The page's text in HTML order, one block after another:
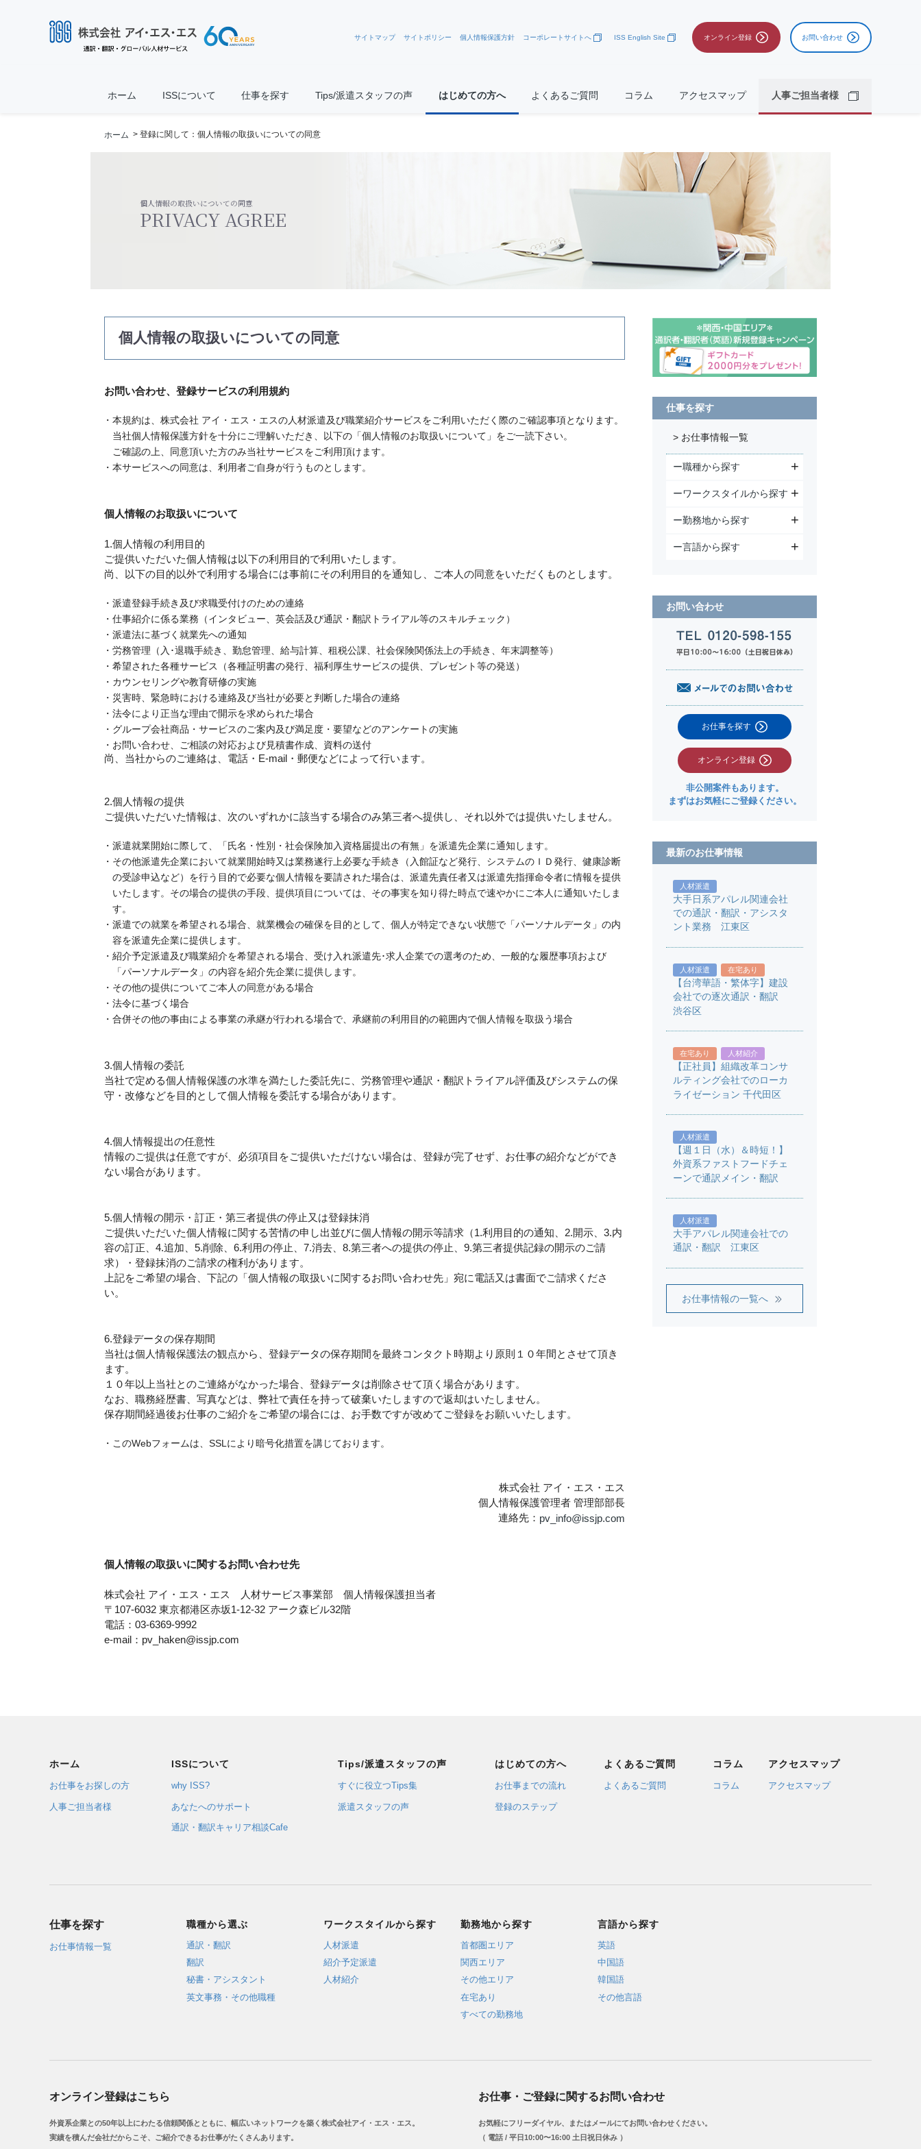
サイトマップ サイトポリシー 個人情報保護方針 コーポレートサイトへ ISS English Site オンライン登録 お問い合わせ
ホーム ISSについて 仕事を探す Tips/派遣スタッフの声 はじめての方へ よくあるご質問 コラム アクセスマップ 人事ご担当者様
ホーム > 登録に関して：個人情報の取扱いについての同意
個人情報の取扱いについての同意
PRIVACY AGREE
個人情報の取扱いについての同意
お問い合わせ、登録サービスの利用規約
本規約は、株式会社 アイ・エス・エスの人材派遣及び職業紹介サービスをご利用いただく際のご確認事項となります。
当社個人情報保護方針を十分にご理解いただき、以下の「個人情報のお取扱いについて」をご一読下さい。
ご確認の上、同意頂いた方のみ当社サービスをご利用頂けます。
本サービスへの同意は、利用者ご自身が行うものとします。
個人情報のお取扱いについて
1.個人情報の利用目的
ご提供いただいた個人情報は以下の利用目的で利用いたします。
尚、以下の目的以外で利用する場合には事前にその利用目的を通知し、ご本人の同意をいただくものとします。
派遣登録手続き及び求職受付けのための連絡
仕事紹介に係る業務（インタビュー、英会話及び通訳・翻訳トライアル等のスキルチェック）
派遣法に基づく就業先への通知
労務管理（入･退職手続き、勤怠管理、給与計算、租税公課、社会保険関係法上の手続き、年末調整等）
希望された各種サービス（各種証明書の発行、福利厚生サービスの提供、プレゼント等の発送）
カウンセリングや教育研修の実施
災害時、緊急時における連絡及び当社が必要と判断した場合の連絡
法令により正当な理由で開示を求められた場合
グループ会社商品・サービスのご案内及び満足度・要望などのアンケートの実施
お問い合わせ、ご相談の対応および見積書作成、資料の送付
尚、当社からのご連絡は、電話・E-mail・郵便などによって行います。
2.個人情報の提供
ご提供いただいた情報は、次のいずれかに該当する場合のみ第三者へ提供し、それ以外では提供いたしません。
派遣就業開始に際して、「氏名・性別・社会保険加入資格届提出の有無」を派遣先企業に通知します。
その他派遣先企業において就業開始時又は業務遂行上必要な手続き（入館証など発行、システムのＩＤ発行、健康診断
の受診申込など）を行う目的で必要な個人情報を要請された場合は、派遣先責任者又は派遣先指揮命令者に情報を提供
いたします。その場合の提供の手段、提供項目については、その事実を知り得た時点で速やかにご本人に通知いたしま
す。
派遣での就業を希望される場合、就業機会の確保を目的として、個人が特定できない状態で「パーソナルデータ」の内
容を派遣先企業に提供します。
紹介予定派遣及び職業紹介を希望される場合、受け入れ派遣先･求人企業での選考のため、一般的な履歴事項および
「パーソナルデータ」の内容を紹介先企業に提供します。
その他の提供についてご本人の同意がある場合
法令に基づく場合
合併その他の事由による事業の承継が行われる場合で、承継前の利用目的の範囲内で個人情報を取扱う場合
3.個人情報の委託
当社で定める個人情報保護の水準を満たした委託先に、労務管理や通訳・翻訳トライアル評価及びシステムの保
守・改修などを目的として個人情報を委託する場合があります。
4.個人情報提出の任意性
情報のご提供は任意ですが、必須項目をご提供いただけない場合は、登録が完了せず、お仕事の紹介などができ
ない場合があります。
5.個人情報の開示・訂正・第三者提供の停止又は登録抹消
ご提供いただいた個人情報に関する苦情の申し出並びに個人情報の開示等請求（1.利用目的の通知、2.開示、3.内
容の訂正、4.追加、5.削除、6.利用の停止、7.消去、8.第三者への提供の停止、9.第三者提供記録の開示のご請
求）・登録抹消のご請求の権利があります。
上記をご希望の場合、下記の「個人情報の取扱いに関するお問い合わせ先」宛に電話又は書面でご請求くださ
い。
6.登録データの保存期間
当社は個人情報保護法の観点から、登録データの保存期間を最終コンタクト時期より原則１０年間とさせて頂き
ます。
１０年以上当社とのご連絡がなかった場合、登録データは削除させて頂く場合があります。
なお、職務経歴書、写真などは、弊社で責任を持って破棄いたしますので返却はいたしません。
保存期間経過後お仕事のご紹介をご希望の場合には、お手数ですが改めてご登録をお願いいたします。
このWebフォームは、SSLにより暗号化措置を講じております。
株式会社 アイ・エス・エス
個人情報保護管理者 管理部部長
連絡先： pv_info@issjp.com
個人情報の取扱いに関するお問い合わせ先
株式会社 アイ・エス・エス 人材サービス事業部 個人情報保護担当者
〒107-6032 東京都港区赤坂1-12-32 アーク森ビル32階
電話：03-6369-9992
e-mail：pv_haken@issjp.com
仕事を探す
> お仕事情報一覧
ー職種から探す
ーワークスタイルから探す
ー勤務地から探す
ー言語から探す
お問い合わせ
お仕事を探す
オンライン登録
非公開案件もあります。
まずはお気軽にご登録ください。
最新のお仕事情報
人材派遣
大手日系アパレル関連会社
での通訳・翻訳・アシスタ
ント業務 江東区
人材派遣 在宅あり
【台湾華語・繁体字】建設
会社での逐次通訳・翻訳
渋谷区
在宅あり 人材紹介
【正社員】組織改革コンサ
ルティング会社でのローカ
ライゼーション 千代田区
人材派遣
【週１日（水）＆時短！】
外資系ファストフードチェ
ーンで通訳メイン・翻訳
人材派遣
大手アパレル関連会社での
通訳・翻訳 江東区
お仕事情報の一覧へ
ホーム
お仕事をお探しの方
人事ご担当者様
ISSについて
why ISS?
あなたへのサポート
通訳・翻訳キャリア相談Cafe
Tips/派遣スタッフの声
すぐに役立つTips集
派遣スタッフの声
はじめての方へ
お仕事までの流れ
登録のステップ
よくあるご質問
よくあるご質問
コラム
コラム
アクセスマップ
アクセスマップ
仕事を探す
お仕事情報一覧
職種から選ぶ
通訳・翻訳
翻訳
秘書・アシスタント
英文事務・その他職種
ワークスタイルから探す
人材派遣
紹介予定派遣
人材紹介
勤務地から探す
首都圏エリア
関西エリア
その他エリア
在宅あり
すべての勤務地
言語から探す
英語
中国語
韓国語
その他言語
オンライン登録はこちら
外資系企業との50年以上にわたる信頼関係とともに、幅広いネットワークを築く株式会社アイ・エス・エス。
実績を積んだ会社だからこそ、ご紹介できるお仕事がたくさんあります。
お仕事・ご登録に関するお問い合わせ
お気軽にフリーダイヤル、またはメールにてお問い合わせください。
（ 電話 / 平日10:00〜16:00 土日祝日休み ）